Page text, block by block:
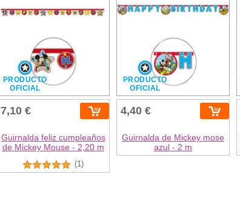
PRODUCTO
OFICIAL
7,10 €
Guirnalda feliz cumpleaños
de Mickey Mouse - 2,20 m
(1)
PRODUCTO
OFICIAL
4,40 €
Guirnalda de Mickey mose
azul - 2 m